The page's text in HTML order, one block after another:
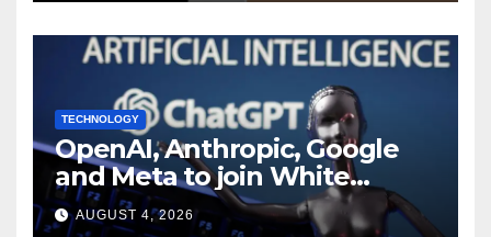
TECHNOLOGY
OpenAI, Anthropic, Google
and Meta to join White
House AI security meeting
AUGUST 4, 2026